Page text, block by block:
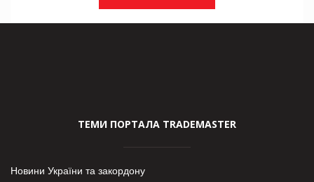
ТЕМИ ПОРТАЛА TRADEMASTER
Новини України та закордону